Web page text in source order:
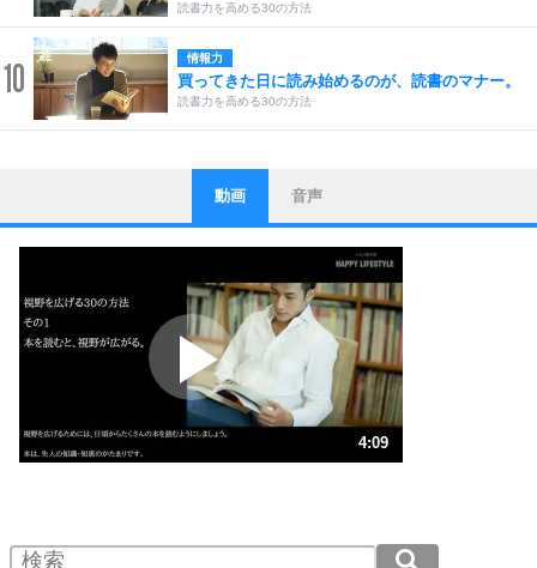
読書力を高める30の方法
10 情報力
買ってきた日に読み始めるのが、読書のマナー。
読書力を高める30の方法
1
ストレス対策
他人と比べない。
いっそのこと、他人を見ない。
いらいらしない人になる30の方法
プラス思考
ポジティブになれない原因は、行動しないから。
ポジティブ思考になる30の方法
ストレス対策
人生、なんとかなるもの。
気楽に生きる30の方法
4 器の大きい人は、怒りを優しさで表現する。
動画 音声
4:09
2.0倍速 （489KB 2分4秒）